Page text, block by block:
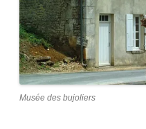
Musée des bujoliers